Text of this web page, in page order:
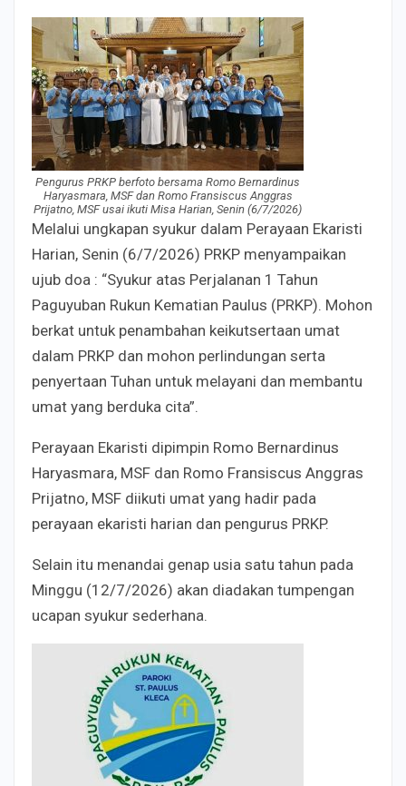
Pengurus PRKP berfoto bersama Romo Bernardinus
Haryasmara, MSF dan Romo Fransiscus Anggras
Prijatno, MSF usai ikuti Misa Harian, Senin (6/7/2026)
Melalui ungkapan syukur dalam Perayaan Ekaristi
Harian, Senin (6/7/2026) PRKP menyampaikan
ujub doa : “Syukur atas Perjalanan 1 Tahun
Paguyuban Rukun Kematian Paulus (PRKP). Mohon
berkat untuk penambahan keikutsertaan umat
dalam PRKP dan mohon perlindungan serta
penyertaan Tuhan untuk melayani dan membantu
umat yang berduka cita”.
Perayaan Ekaristi dipimpin Romo Bernardinus
Haryasmara, MSF dan Romo Fransiscus Anggras
Prijatno, MSF diikuti umat yang hadir pada
perayaan ekaristi harian dan pengurus PRKP.
Selain itu menandai genap usia satu tahun pada
Minggu (12/7/2026) akan diadakan tumpengan
ucapan syukur sederhana.